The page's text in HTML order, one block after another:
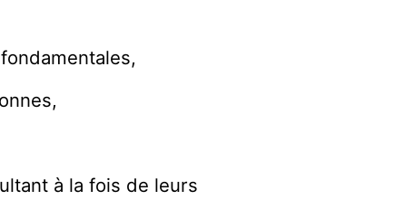
à la fois de leurs